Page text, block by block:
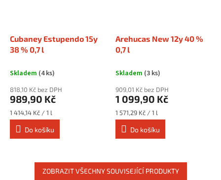
Cubaney Estupendo 15y
38 % 0,7 l
Skladem (4 ks)
818,10 Kč bez DPH
989,90 Kč
Měrná
cena:
1 414,14 Kč / 1 l
Do košíku
Arehucas New 12y 40 %
0,7 l
Skladem (3 ks)
909,01 Kč bez DPH
1 099,90 Kč
Měrná
cena:
1 571,29 Kč / 1 l
Do košíku
ZOBRAZIT VŠECHNY SOUVISEJÍCÍ PRODUKTY